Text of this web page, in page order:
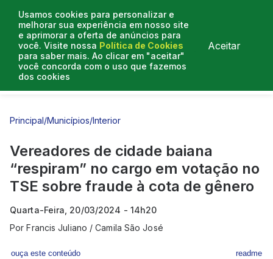
Usamos cookies para personalizar e
melhorar sua experiência em nosso site
e aprimorar a oferta de anúncios para
você. Visite nossa Política de Cookies
para saber mais. Ao clicar em "aceitar"
você concorda com o uso que fazemos
dos cookies
Aceitar
Entrevistas
Principal/Municípios/Interior
Vereadores de cidade baiana
“respiram” no cargo em votação no
TSE sobre fraude à cota de gênero
Quarta-Feira, 20/03/2024 - 14h20
PorFrancis Juliano / Camila São José
ouça este conteúdo readme